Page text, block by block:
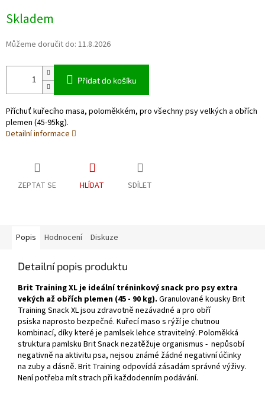
cena:
Skladem
Můžeme doručit do: 11.8.2026
Přidat do košíku
Příchuť kuřecího masa, poloměkkém, pro všechny psy velkých a obřích
plemen (45-95kg).
Detailní informace
ZEPTAT SE HLÍDAT SDÍLET
Popis Hodnocení Diskuze
Detailní popis produktu
Brit Training XL je ideální tréninkový snack pro psy extra
vekých až obřích plemen (45 - 90 kg). Granulované kousky Brit
Training Snack XL jsou zdravotně nezávadné a pro obří
psiska naprosto bezpečné. Kuřecí maso s rýží je chutnou
kombinací, díky které je pamlsek lehce stravitelný. Poloměkká
struktura pamlsku Brit Snack nezatěžuje organismus - nepůsobí
negativně na aktivitu psa, nejsou známé žádné negativní účinky
na zuby a dásně. Brit Training odpovídá zásadám správné výživy.
Není potřeba mít strach při každodenním podávání.